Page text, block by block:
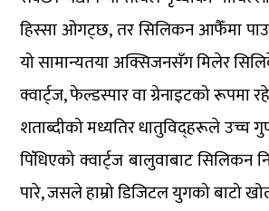
हिस्सा ओगट्छ, तर सिलिकन आफैँमा
यो सामान्यतया अक्सिजनसँग मिलेर
क्वार्ट्ज, फेल्डस्पार वा ग्रेनाइटको रूपमा
शताब्दीको मध्यतिर धातुविद्हरूले उच्च
पिँधिएको क्वार्ट्ज बालुवाबाट सिलिकन
पारे, जसले हाम्रो डिजिटल युगको बाटो